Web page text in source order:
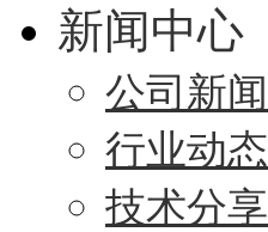
新闻中心
公司新闻
行业动态
技术分享